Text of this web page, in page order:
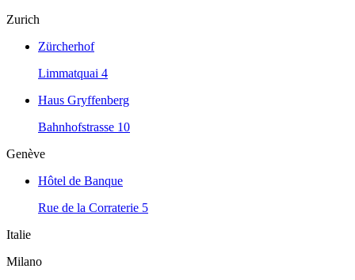
Zurich
Zürcherhof
Limmatquai 4
Haus Gryffenberg
Bahnhofstrasse 10
Genève
Hôtel de Banque
Rue de la Corraterie 5
Italie
Milano